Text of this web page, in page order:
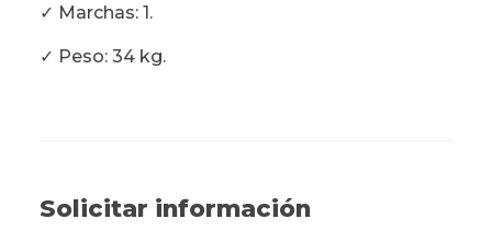
✓ Marchas: 1.
✓ Peso: 34 kg.
Solicitar información